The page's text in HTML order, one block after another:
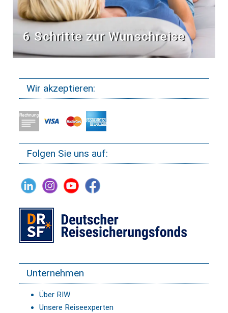
6 Schritte zur Wunschreise
Wir akzeptieren:
Folgen Sie uns auf:
Unternehmen
Über RIW
Unsere Reiseexperten